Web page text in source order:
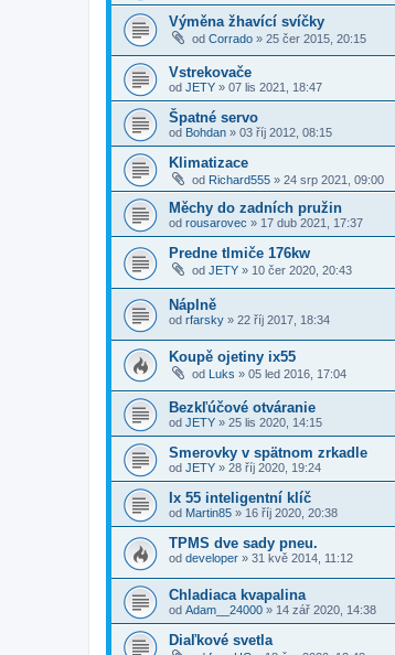
Výměna žhavící svíčky
od Corrado » 25 čer 2015, 20:15
Vstrekovače
od JETY » 07 lis 2021, 18:47
Špatné servo
od Bohdan » 03 říj 2012, 08:15
Klimatizace
od Richard555 » 24 srp 2021, 09:00
Měchy do zadních pružin
od rousarovec » 17 dub 2021, 17:37
Predne tlmiče 176kw
od JETY » 10 čer 2020, 20:43
Náplně
od rfarsky » 22 říj 2017, 18:34
Koupě ojetiny ix55
od Luks » 05 led 2016, 17:04
Bezkľúčové otváranie
od JETY » 25 lis 2020, 14:15
Smerovky v spätnom zrkadle
od JETY » 28 říj 2020, 19:24
Ix 55 inteligentní klíč
od Martin85 » 16 říj 2020, 20:38
TPMS dve sady pneu.
od developer » 31 kvě 2014, 11:12
Chladiaca kvapalina
od Adam__24000 » 14 zář 2020, 14:38
Diaľkové svetla